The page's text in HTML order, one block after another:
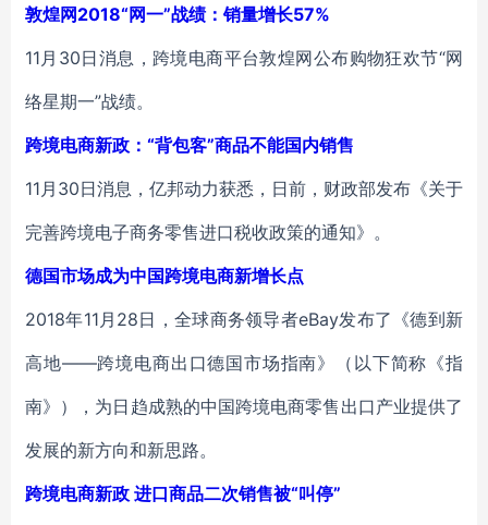
敦煌网2018“网一”战绩：销量增长57%
11月30日消息，跨境电商平台敦煌网公布购物狂欢节“网
络星期一”战绩。
跨境电商新政：“背包客”商品不能国内销售
11月30日消息，亿邦动力获悉，日前，财政部发布《关于
完善跨境电子商务零售进口税收政策的通知》。
德国市场成为中国跨境电商新增长点
2018年11月28日，全球商务领导者eBay发布了《德到新
高地——跨境电商出口德国市场指南》（以下简称《指
南》），为日趋成熟的中国跨境电商零售出口产业提供了
发展的新方向和新思路。
跨境电商新政 进口商品二次销售被“叫停”